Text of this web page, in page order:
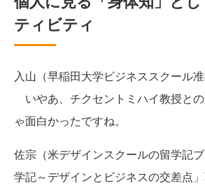
ティビティ
入山（早稲田大学ビジネススクール准
いやあ、チクセントミハイ教授と
ゃ面白かったですね。
佐宗（米デザインスクールの留学記
学記～デザインとビジネスの交差点」